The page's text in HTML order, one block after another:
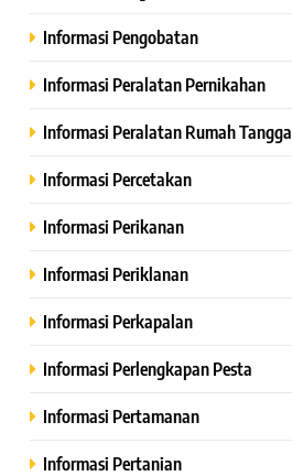
Informasi Pengobatan
Informasi Peralatan Pernikahan
Informasi Peralatan Rumah Tangga
Informasi Percetakan
Informasi Perikanan
Informasi Periklanan
Informasi Perkapalan
Informasi Perlengkapan Pesta
Informasi Pertamanan
Informasi Pertanian